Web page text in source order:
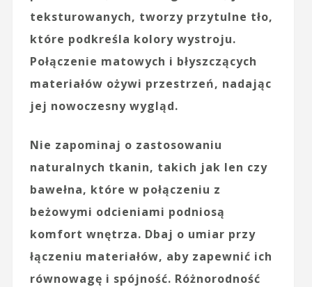
teksturowanych, tworzy przytulne tło,
które podkreśla kolory wystroju.
Połączenie matowych i błyszczących
materiałów ożywi przestrzeń, nadając
jej nowoczesny wygląd.
Nie zapominaj o zastosowaniu
naturalnych tkanin, takich jak len czy
bawełna, które w połączeniu z
beżowymi odcieniami podniosą
komfort wnętrza. Dbaj o umiar przy
łączeniu materiałów, aby zapewnić ich
równowagę i spójność. Różnorodność